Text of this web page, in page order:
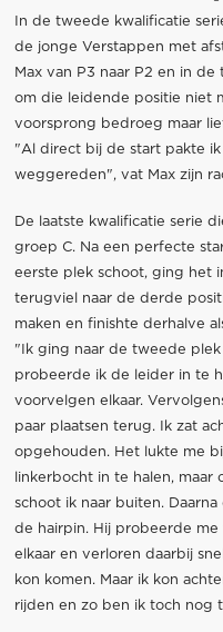
In de tweede kwalificatie
de jonge Verstappen met
Max van P3 naar P2 en in
om die leidende positie niet
voorsprong bedroeg maar
"Al direct bij de start pakte
weggereden", vat Max zijn
De laatste kwalificatie serie
groep C. Na een perfecte
eerste plek schoot, ging het
terugviel naar de derde
maken en finishte derhalve
"Ik ging naar de tweede
probeerde ik de leider in te
voorvelgen elkaar.
paar plaatsen terug. Ik zat
opgehouden. Het lukte me
linkerbocht in te halen,
schoot ik naar buiten.
de hairpin. Hij probeerde
elkaar en verloren daarbij
kon komen. Maar ik kon
rijden en zo ben ik toch nog